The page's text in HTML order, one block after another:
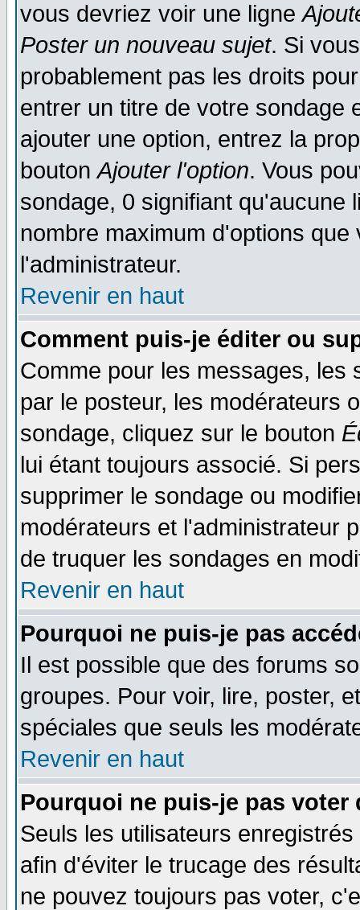
vous devriez voir une ligne
Poster un nouveau sujet. Si
probablement pas les droits
entrer un titre de votre sondage
ajouter une option, entrez la
boutonAjouter l'option. Vous
sondage, 0 signifiant qu'aucune
nombre maximum d'options
l'administrateur.
Revenir en haut
Comment puis-je éditer ou
Comme pour les messages, les
par le posteur, les modérateurs
sondage, cliquez sur le bouton
lui étant toujours associé. Si
supprimer le sondage ou
modérateurs et l'administrateur
de truquer les sondages en
Revenir en haut
Pourquoi ne puis-je pas
Il est possible que des forums
groupes. Pour voir, lire, poster,
spéciales que seuls les
Revenir en haut
Pourquoi ne puis-je pas voter
Seuls les utilisateurs
afin d'éviter le trucage des
ne pouvez toujours pas voter,